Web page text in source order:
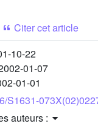
Citer cet article
10-22
01-07
01-01
S1631-
auteurs :